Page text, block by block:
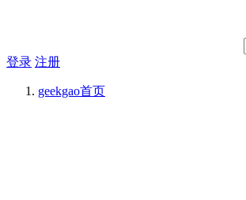
登录 注册
geekgao首页